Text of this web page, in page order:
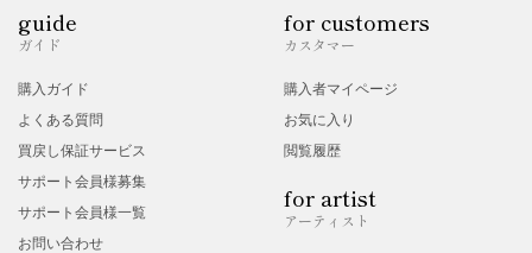
guide
ガイド
購入ガイド
よくある質問
買戻し保証サービス
サポート会員様募集
サポート会員様一覧
お問い合わせ
for customers
カスタマー
購入者マイページ
お気に入り
閲覧履歴
for artist
アーティスト